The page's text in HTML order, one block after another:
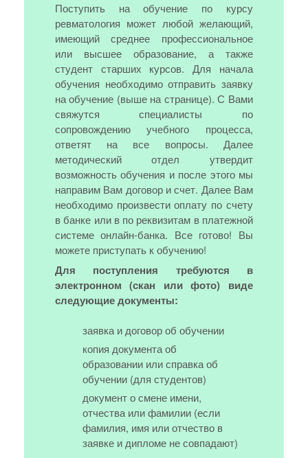
Поступить на обучение по курсу
ревматология может любой желающий,
имеющий среднее профессиональное
или высшее образование, а также
студент старших курсов. Для начала
обучения необходимо отправить заявку
на обучение (выше на странице). С Вами
свяжутся специалисты по
сопровождению учебного процесса,
ответят на все вопросы. Далее
методический отдел утвердит
возможность обучения и после этого мы
направим Вам договор и счет. Далее Вам
необходимо произвести оплату по счету
в банке или в по реквизитам в платежной
системе онлайн-банка. Все готово! Вы
можете приступать к обучению!
Для поступления требуются в
электронном (скан или фото) виде
следующие документы:
заявка и договор об обучении
копия документа об
образовании или справка об
обучении (для студентов)
документ о смене имени,
отчества или фамилии (если
фамилия, имя или отчество в
заявке и дипломе не совпадают)